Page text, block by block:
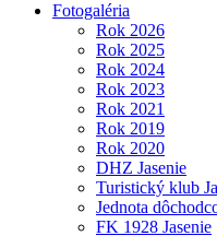
Fotogaléria
Rok 2026
Rok 2025
Rok 2024
Rok 2023
Rok 2021
Rok 2019
Rok 2020
DHZ Jasenie
Turistický klub
Jednota
FK 1928 Jasenie